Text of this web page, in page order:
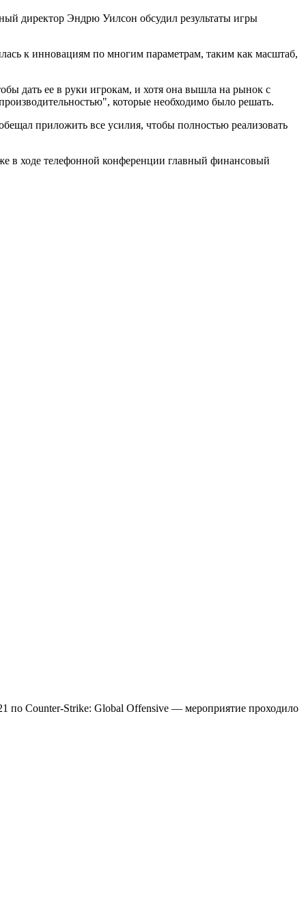
директор Эндрю Уилсон обсудил результаты игры
к инновациям по многим параметрам, таким как масштаб,
дать ее в руки игрокам, и хотя она вышла на рынок с
которые необходимо было решать.
приложить все усилия, чтобы полностью реализовать
в ходе телефонной конференции главный финансовый
по Counter-Strike: Global Offensive — мероприятие проходило